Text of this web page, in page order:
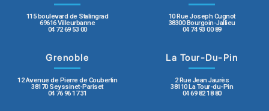
115 boulevard de Stalingrad
69616 Villeurbanne
04 72 69 53 00
10 Rue Joseph Cugnot
38300 Bourgoin-Jallieu
04 74 93 00 89
Grenoble
12 Avenue de Pierre de Coubertin
38170 Seyssinet-Pariset
04 76 96 17 31
La Tour-Du-Pin
2 Rue Jean Jaurès
38110 La Tour-du-Pin
04 69 82 18 80